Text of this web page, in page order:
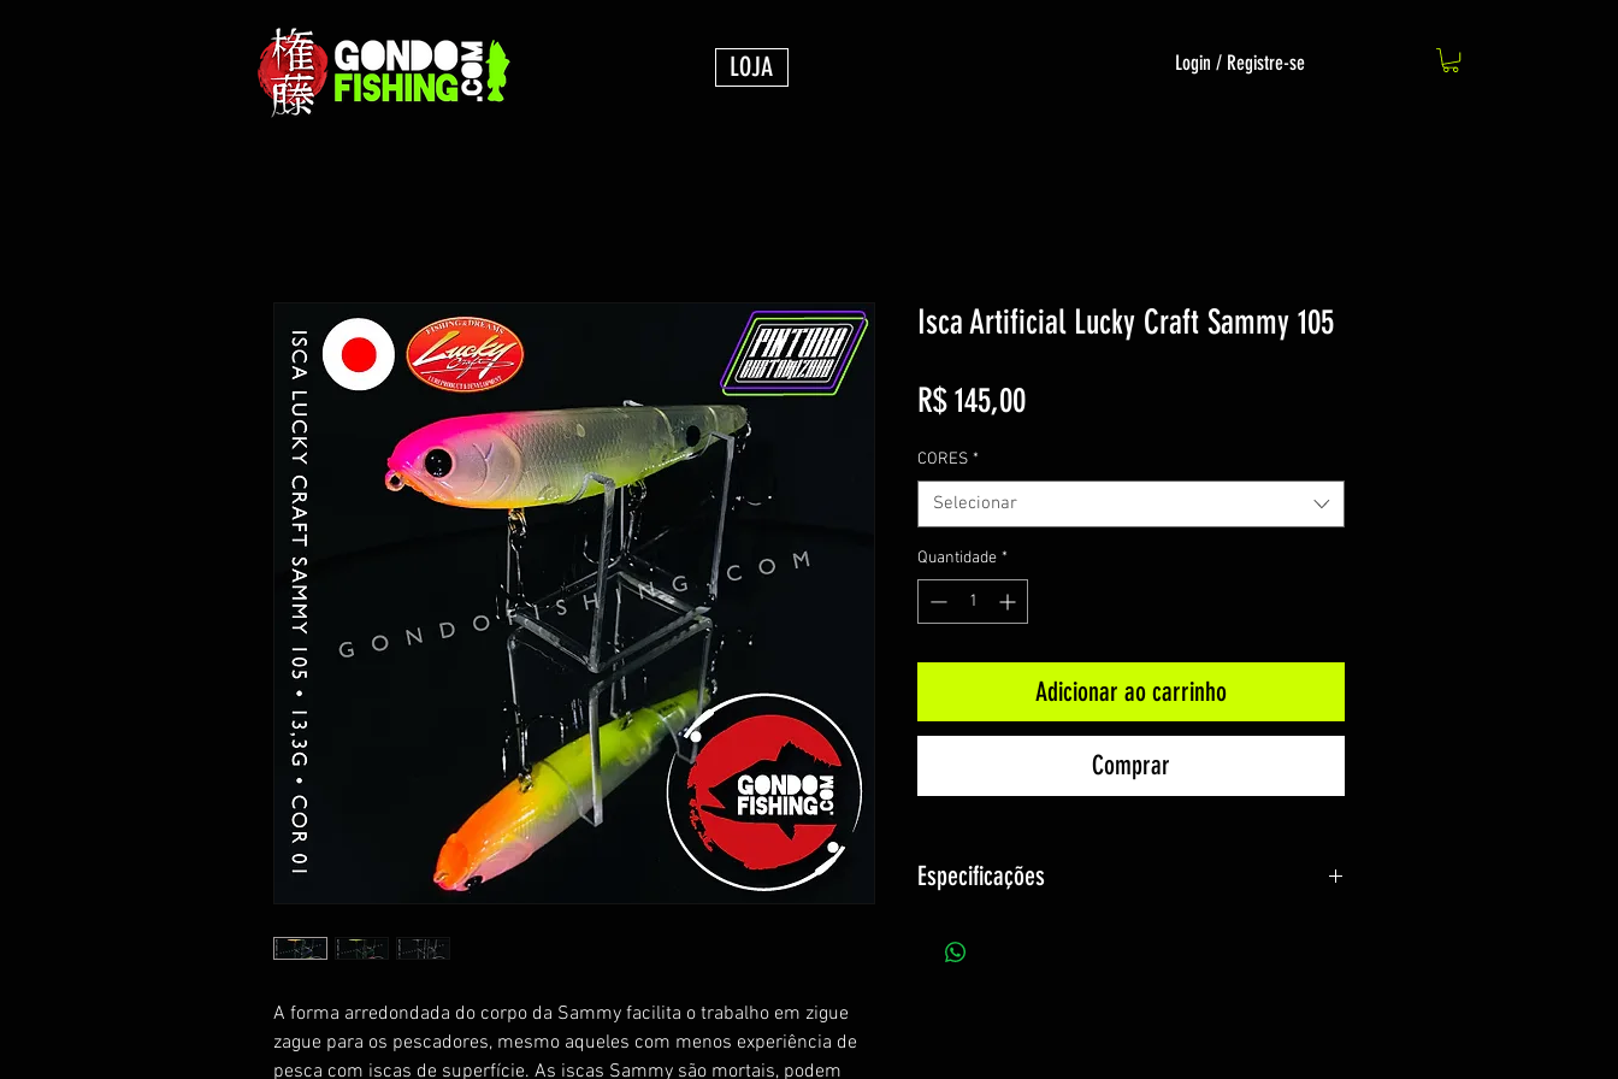
LOJA Login / Registre-se
A forma arredondada do corpo da Sammy facilita o trabalho em zigue
zague para os pescadores, mesmo aqueles com menos experiência de
pesca com iscas de superfície. As iscas Sammy são mortais, podem
Isca Artificial Lucky Craft Sammy 105
R$ 145,00Preço
CORES *
Selecionar
Quantidade *
Adicionar ao carrinho
Comprar
Especificações
Modelo: Sammy 105